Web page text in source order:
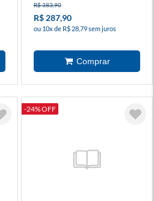
R$ 383,90
R$ 287,90
ou 10x de R$ 28,79 sem juros
-24% OFF